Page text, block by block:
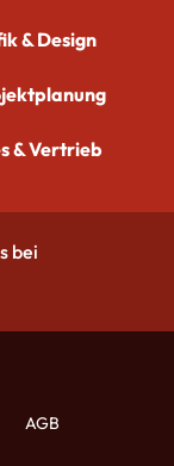
& Design
& Vertrieb
bei
AGB